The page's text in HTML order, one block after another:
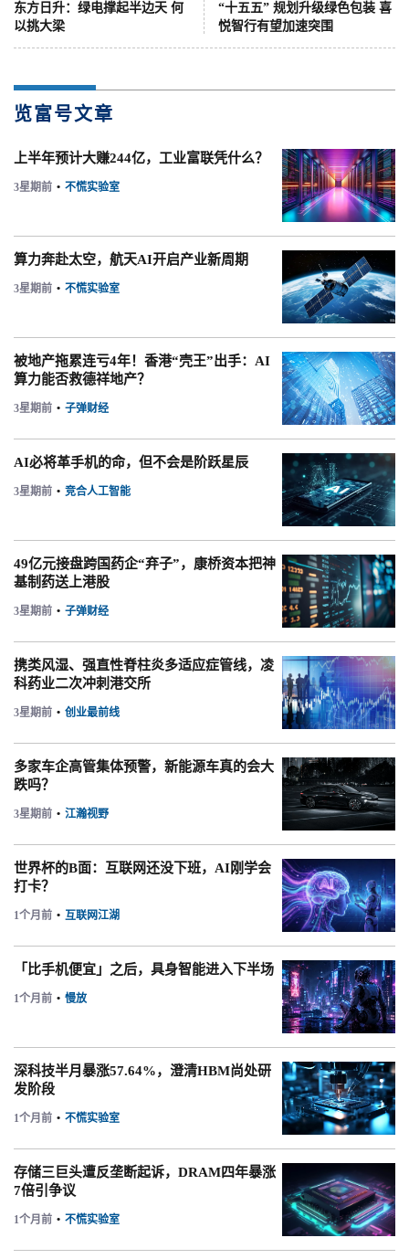
东方日升：绿电撑起半边天 何
以挑大梁
“十五五” 规划升级绿色包装 喜
悦智行有望加速突围
览富号文章
上半年预计大赚244亿，工业富联凭什么？
3星期前 • 不慌实验室
算力奔赴太空，航天AI开启产业新周期
3星期前 • 不慌实验室
被地产拖累连亏4年！香港“壳王”出手：AI
算力能否救德祥地产？
3星期前 • 子弹财经
AI必将革手机的命，但不会是阶跃星辰
3星期前 • 竞合人工智能
49亿元接盘跨国药企“弃子”，康桥资本把神
基制药送上港股
3星期前 • 子弹财经
携类风湿、强直性脊柱炎多适应症管线，凌
科药业二次冲刺港交所
3星期前 • 创业最前线
多家车企高管集体预警，新能源车真的会大
跌吗？
3星期前 • 江瀚视野
世界杯的B面：互联网还没下班，AI刚学会
打卡？
1个月前 • 互联网江湖
「比手机便宜」之后，具身智能进入下半场
1个月前 • 慢放
深科技半月暴涨57.64%，澄清HBM尚处研
发阶段
1个月前 • 不慌实验室
存储三巨头遭反垄断起诉，DRAM四年暴涨
7倍引争议
1个月前 • 不慌实验室